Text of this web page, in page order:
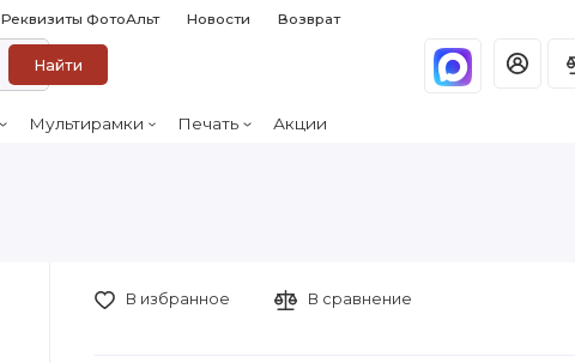
Реквизиты ФотоАльт Новости Возврат
Найти
Мультирамки Печать Акции
В избранное В сравнение